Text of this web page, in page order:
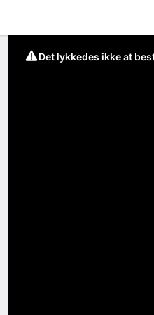
Det lykkedes ikke at